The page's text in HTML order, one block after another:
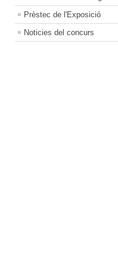
Prèstec de l'Exposició
Noticies del concurs